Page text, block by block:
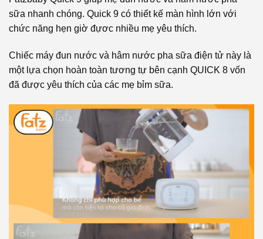
sữa nhanh chóng. Quick 9 có thiết kế màn hình lớn với
chức năng hẹn giờ đựơc nhiều mẹ yêu thích.
Chiếc máy đun nước và hâm nước pha sữa điện tử này là
một lựa chọn hoàn toàn tương tự bên cạnh QUICK 8 vốn
đã được yêu thích của các mẹ bỉm sữa.